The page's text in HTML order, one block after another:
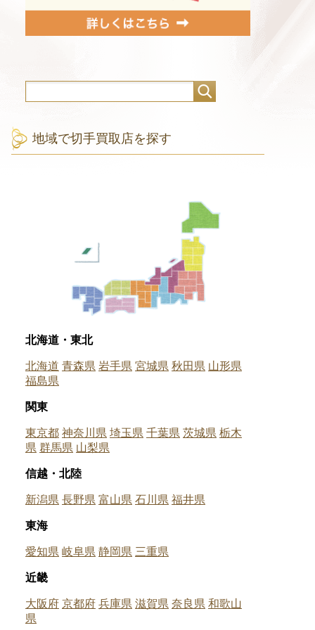
地域で切手買取店を探す
北海道・東北
北海道 青森県 岩手県 宮城県 秋田県 山形県
福島県
関東
東京都 神奈川県 埼玉県 千葉県 茨城県 栃木
県 群馬県 山梨県
信越・北陸
新潟県 長野県 富山県 石川県 福井県
東海
愛知県 岐阜県 静岡県 三重県
近畿
大阪府 京都府 兵庫県 滋賀県 奈良県 和歌山
県